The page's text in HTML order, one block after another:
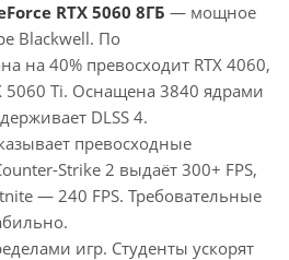
RTX 5060 8ГБ — мощное
Blackwell. По
на 40% превосходит RTX 4060,
5060 Ti. Оснащена 3840 ядрами
DLSS 4.
превосходные
Strike 2 выдаёт 300+ FPS,
— 240 FPS. Требовательные
игр. Студенты ускорят